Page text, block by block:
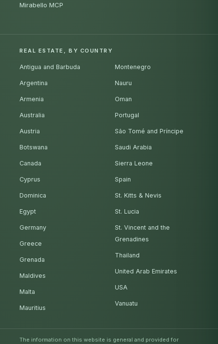
Mirabello MCP
REAL ESTATE, BY COUNTRY
Antigua and Barbuda
Argentina
Armenia
Australia
Austria
Botswana
Canada
Cyprus
Dominica
Egypt
Germany
Greece
Grenada
Maldives
Malta
Mauritius
Montenegro
Nauru
Oman
Portugal
São Tomé and Príncipe
Saudi Arabia
Sierra Leone
Spain
St. Kitts & Nevis
St. Lucia
St. Vincent and the
Grenadines
Thailand
United Arab Emirates
USA
Vanuatu
The information on this website is general and provided for